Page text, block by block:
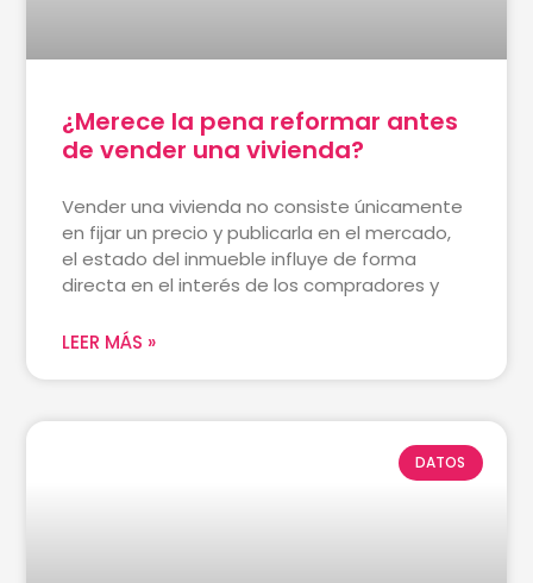
¿Merece la pena reformar antes
de vender una vivienda?
Vender una vivienda no consiste únicamente
en fijar un precio y publicarla en el mercado,
el estado del inmueble influye de forma
directa en el interés de los compradores y
LEER MÁS »
DATOS